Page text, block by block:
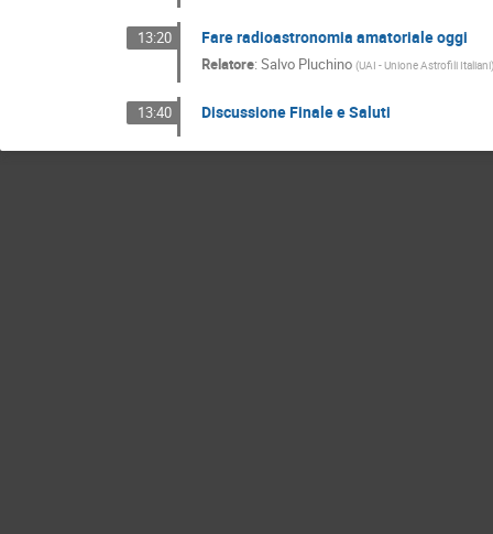
13:20 Fare radioastronomia amatoriale oggi
Relatore:Salvo Pluchino (UAI - Unione Astrofili Italiani
13:40 Discussione Finale e Saluti